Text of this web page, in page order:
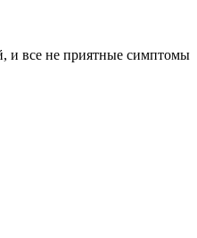
и все не приятные симптомы